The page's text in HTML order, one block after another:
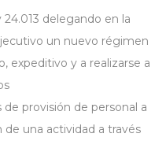
delegando en la
un nuevo régimen
expeditivo y a realizarse a
de provisión de personal a
una actividad a través